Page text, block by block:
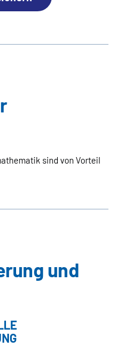
sind von Vorteil
und